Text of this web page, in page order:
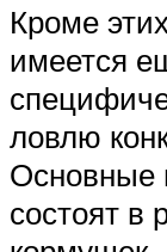
Кроме
имеется
ловлю
Основные
состоят в